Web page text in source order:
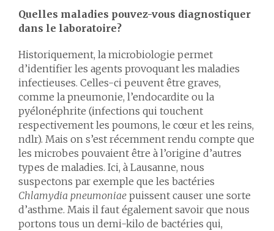
Quelles maladies pouvez-vous diagnostiquer
dans le laboratoire?
Historiquement, la microbiologie permet
d’identifier les agents provoquant les maladies
infectieuses. Celles-ci peuvent être graves,
comme la pneumonie, l’endocardite ou la
pyélonéphrite (infections qui touchent
respectivement les poumons, le cœur et les reins,
ndlr). Mais on s’est récemment rendu compte que
les microbes pouvaient être à l’origine d’autres
types de maladies. Ici, à Lausanne, nous
suspectons par exemple que les bactéries
Chlamydia pneumoniae puissent causer une sorte
d’asthme. Mais il faut également savoir que nous
portons tous un demi-kilo de bactéries qui,